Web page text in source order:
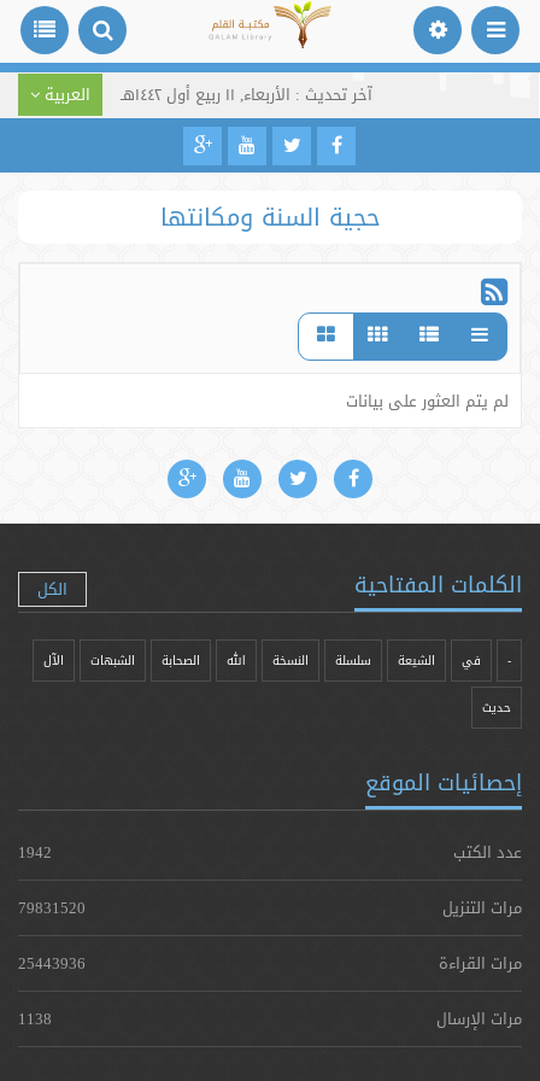
آخر تحديث : الأربعاء, ١١ ربيع أول ١٤٤٢هـ العربية
حجية السنة ومكانتها
لم يتم العثور على بيانات
الكلمات المفتاحية الكل
- في الشيعة سلسلة النسخة الله الصحابة الشبهات الآل
حدیث
إحصائيات الموقع
عدد الكتب
1942
مرات التنزيل
79831520
مرات القراءة
25443936
مرات الإرسال
1138